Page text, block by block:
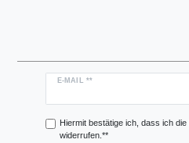
E-MAIL **
Newsletter
Hiermit bestätige ich, dass ich die
widerrufen.**